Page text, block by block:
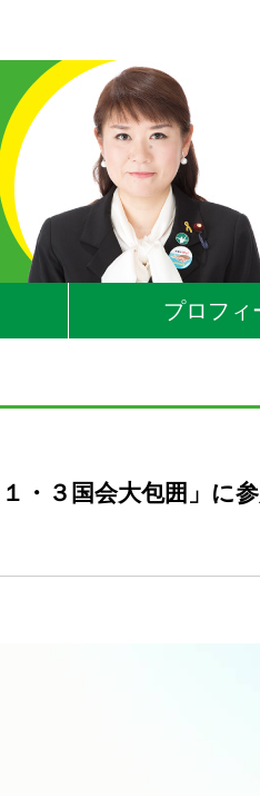
プロフィ
・３国会大包囲」に